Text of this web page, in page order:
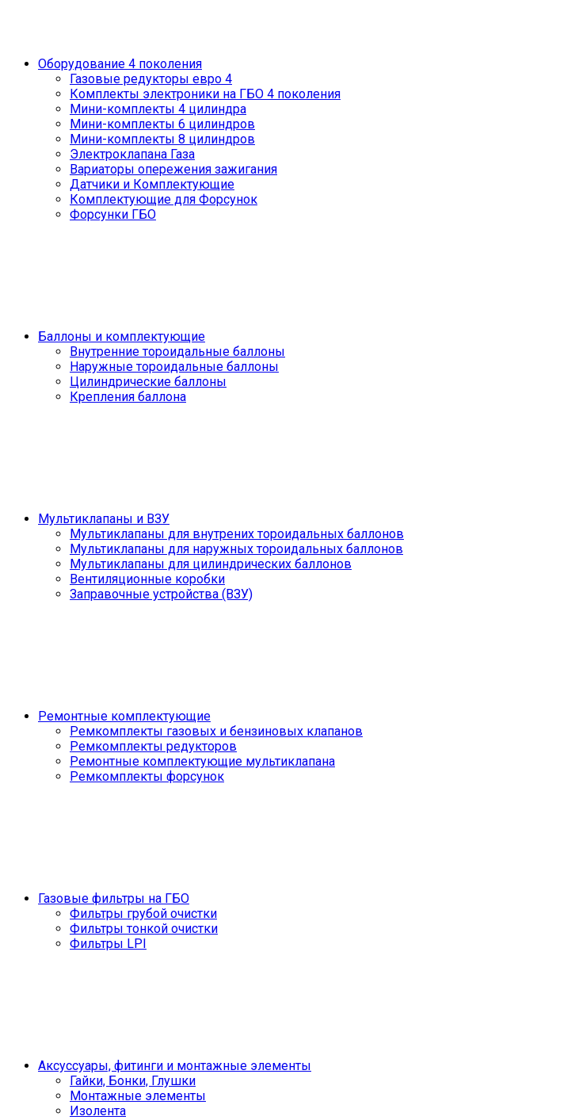
Оборудование 4 поколения
Газовые редукторы евро 4
Комплекты электроники на ГБО 4 поколения
Мини-комплекты 4 цилиндра
Мини-комплекты 6 цилиндров
Мини-комплекты 8 цилиндров
Электроклапана Газа
Вариаторы опережения зажигания
Датчики и Комплектующие
Комплектующие для Форсунок
Форсунки ГБО
Баллоны и комплектующие
Внутренние тороидальные баллоны
Наружные тороидальные баллоны
Цилиндрические баллоны
Крепления баллона
Мультиклапаны и ВЗУ
Мультиклапаны для внутрених тороидальных баллонов
Мультиклапаны для наружных тороидальных баллонов
Мультиклапаны для цилиндрических баллонов
Вентиляционные коробки
Заправочные устройства (ВЗУ)
Ремонтные комплектующие
Ремкомплекты газовых и бензиновых клапанов
Ремкомплекты редукторов
Ремонтные комплектующие мультиклапана
Ремкомплекты форсунок
Газовые фильтры на ГБО
Фильтры грубой очистки
Фильтры тонкой очистки
Фильтры LPI
Аксуссуары, фитинги и монтажные элементы
Гайки, Бонки, Глушки
Монтажные элементы
Изолента